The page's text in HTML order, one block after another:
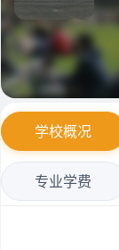
学校概况
专业学费